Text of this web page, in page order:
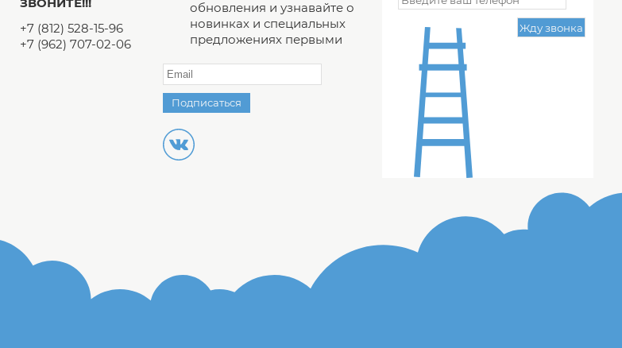
+7 (812) 528-15-96
+7 (962) 707-02-06
обновления и узнавайте о
новинках и специальных
предложениях первыми
Подписаться